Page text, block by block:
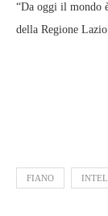
“Da oggi il mondo
della Regione
FIANO